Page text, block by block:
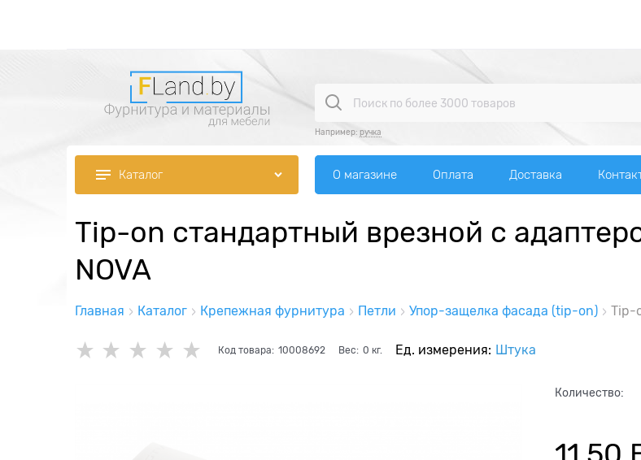
Например: ручка
Каталог О магазине Оплата Доставка
Tip-on стандартный врезной с
NOVA
Главная Каталог Крепежная фурнитура Петли Упор-защелка фасада (tip-on) Tip-
Код товара: 10008692 Вес: 0 кг. Ед. измерения: Штука
Количество: